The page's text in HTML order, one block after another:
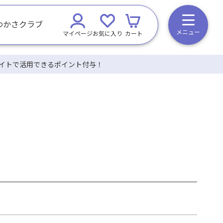
かさクラブ
マイページお気に入り カート メニュー
トで活用できるポイント付与！